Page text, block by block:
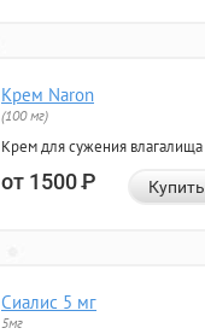
Крем Naron
(100 мг)
Крем для сужения влагалища
от 1500Р Купить
Сиалис 5 мг
5мг